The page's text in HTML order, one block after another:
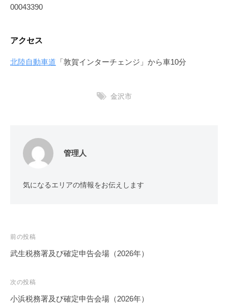
00043390
アクセス
北陸自動車道 「敦賀インターチェンジ」から車10分
金沢市
管理人
気になるエリアの情報をお伝えします
投
稿
ビ
ゲ
前の投稿
武生税務署及び確定申告会場（2026年）
次の投稿
小浜税務署及び確定申告会場（2026年）